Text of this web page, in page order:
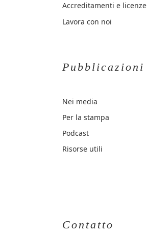
Accreditamenti e licenze
Lavora con noi
Pubblicazioni
Nei media
Per la stampa
Podcast
Risorse utili
Contatto